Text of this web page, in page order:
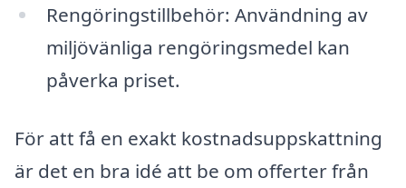
Rengöringstillbehör: Användning av
miljövänliga rengöringsmedel kan
påverka priset.
För att få en exakt kostnadsuppskattning
är det en bra idé att be om offerter från